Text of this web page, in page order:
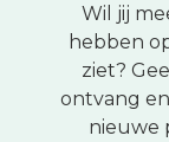
Wil jij
hebben
ziet?
ontvang
nieuwe